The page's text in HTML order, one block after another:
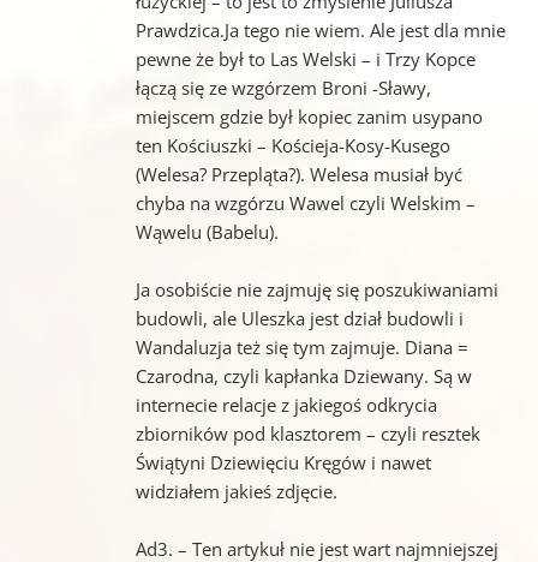
Prawdzica.Ja tego nie wiem. Ale jest dla mnie
pewne że był to Las Welski – i Trzy Kopce
łączą się ze wzgórzem Broni -Sławy,
miejscem gdzie był kopiec zanim usypano
ten Kościuszki – Kościeja-Kosy-Kusego
(Welesa? Przepląta?). Welesa musiał być
chyba na wzgórzu Wawel czyli Welskim –
Wąwelu (Babelu).
Ja osobiście nie zajmuję się poszukiwaniami
budowli, ale Uleszka jest dział budowli i
Wandaluzja też się tym zajmuje. Diana =
Czarodna, czyli kapłanka Dziewany. Są w
internecie relacje z jakiegoś odkrycia
zbiorników pod klasztorem – czyli resztek
Świątyni Dziewięciu Kręgów i nawet
widziałem jakieś zdjęcie.
Ad3. – Ten artykuł nie jest wart najmniejszej